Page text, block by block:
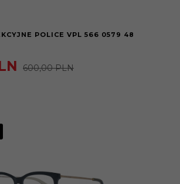
POLICE VPL 566 0579 48
600,00 PLN